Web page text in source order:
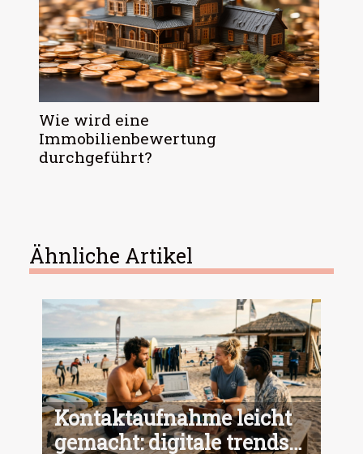
Wie wird eine
Immobilienbewertung
durchgeführt?
Ähnliche Artikel
Kontaktaufnahme leicht
gemacht: digitale trends